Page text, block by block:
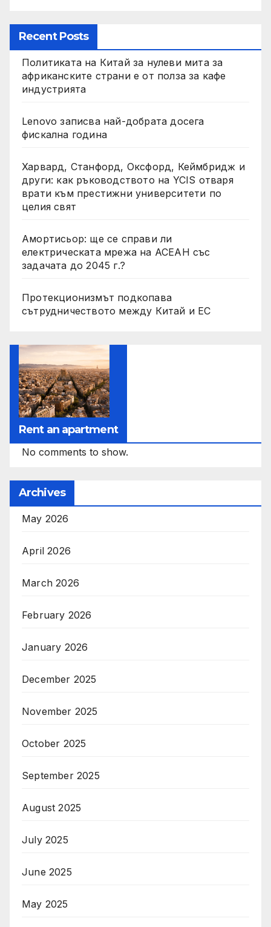
Recent Posts
Политиката на Китай за нулеви мита за
африканските страни е от полза за кафе
индустрията
Lenovo записва най-добрата досега
фискална година
Харвард, Станфорд, Оксфорд, Кеймбридж и
други: как ръководството на YCIS отваря
врати към престижни университети по
целия свят
Амортисьор: ще се справи ли
електрическата мрежа на АСЕАН със
задачата до 2045 г.?
Протекционизмът подкопава
сътрудничеството между Китай и ЕС
Rent an apartment
No comments to show.
Archives
May 2026
April 2026
March 2026
February 2026
January 2026
December 2025
November 2025
October 2025
September 2025
August 2025
July 2025
June 2025
May 2025